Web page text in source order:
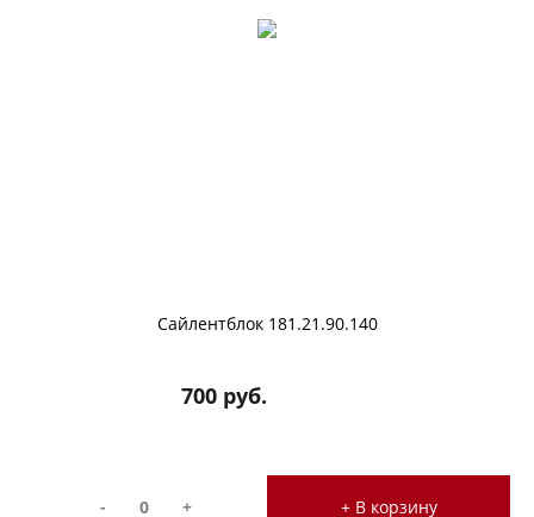
Сайлентблок 181.21.90.140
700 руб.
- + + В корзину